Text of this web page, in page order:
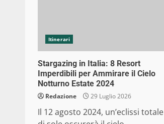
Itinerari
Stargazing in Italia: 8 Resort
Imperdibili per Ammirare il Cielo
Notturno Estate 2024
Redazione 29 Luglio 2026
Il 12 agosto 2024, un’eclissi totale